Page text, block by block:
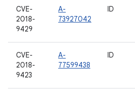
CVE-
2018-
9429
A-
73927042
ID
CVE-
2018-
9423
A-
77599438
ID